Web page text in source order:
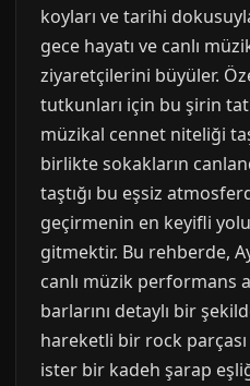
koyları ve tarihi
gece hayatı ve canlı
ziyaretçilerini büyüler.
tutkunları için bu şirin
müzikal cennet niteliği
birlikte sokakların
taştığı bu eşsiz
geçirmenin en keyifli
gitmektir. Bu rehberde,
canlı müzik performans
barlarını detaylı bir
hareketli bir rock
ister bir kadeh şarap